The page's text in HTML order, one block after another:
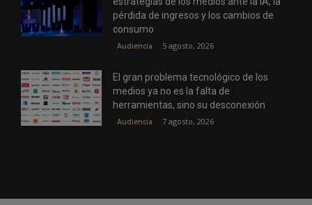
pérdida de ingresos y los cambios de
consumo
Audiencia 5 agosto, 2026
El gran problema tecnológico de los
medios ya no es la falta de
herramientas, sino su desconexión
Audiencia 7 agosto, 2026